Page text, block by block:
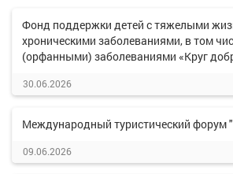
Фонд поддержки детей с тяжелыми
хроническими заболеваниями, в том
(орфанными) заболеваниями «Круг
30.06.2026
Международный туристический форум
09.06.2026